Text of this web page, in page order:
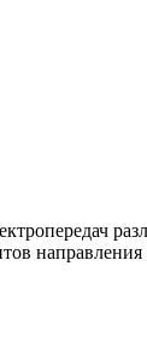
направления